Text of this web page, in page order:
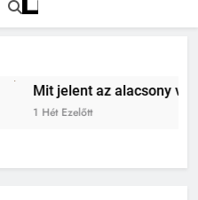
az alacsony vérnyomás?